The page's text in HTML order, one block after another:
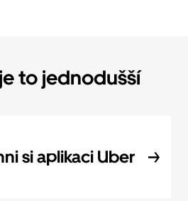
to jednodušší
si aplikaci Uber